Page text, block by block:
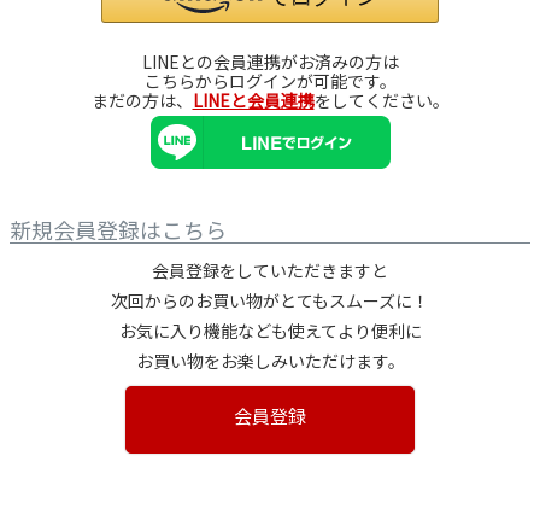
LINEとの会員連携がお済みの方は
こちらからログインが可能です。
まだの方は、 LINEと会員連携をしてください。
新規会員登録はこちら
会員登録をしていただきますと
次回からのお買い物がとてもスムーズに！
お気に入り機能なども使えてより便利に
お買い物をお楽しみいただけます。
会員登録